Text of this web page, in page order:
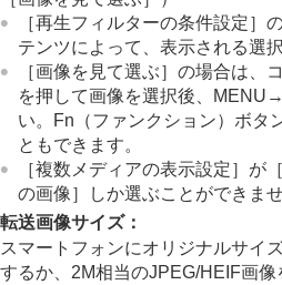
［再生フィルターの条件設定］
テンツによって、表示される選
［画像を見て選ぶ］ の場合は、
を押して画像を選択後、MENU→
い。Fn（ファンクション）ボタ
ともできます。
［複数メディアの表示設定］ が
の画像］
しか選ぶことができませ
転送画像サイズ：
スマートフォンにオリジナルサイ
するか、2M相当のJPEG/HEIF画像